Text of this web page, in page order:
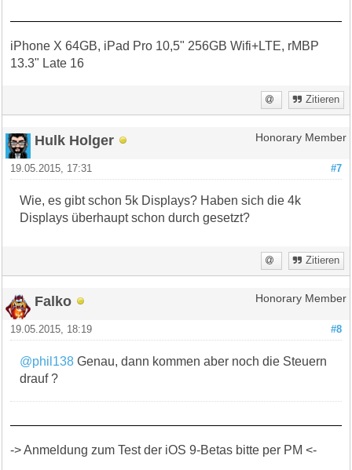
iPhone X 64GB, iPad Pro 10,5" 256GB Wifi+LTE, rMBP
13.3" Late 16
Zitieren
Hulk Holger Honorary Member
#7
19.05.2015, 17:31
Wie, es gibt schon 5k Displays? Haben sich die 4k
Displays überhaupt schon durch gesetzt?
Zitieren
Falko Honorary Member
#8
19.05.2015, 18:19
@phil138 Genau, dann kommen aber noch die Steuern
drauf ?
-> Anmeldung zum Test der iOS 9-Betas bitte per PM <-